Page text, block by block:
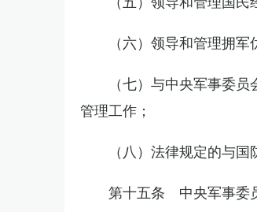
（六）领导和管理拥
（七）与中央军事委
管理工作；
（八）法律规定的与
第十五条 中央军事委